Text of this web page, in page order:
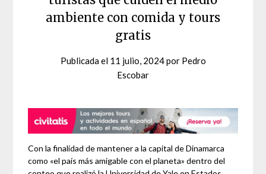
ambiente con comida y tours
gratis
Publicada el 11 julio, 2024por Pedro
Escobar
Con la finalidad de mantener a la capital de Dinamarca
como «el país más amigable con el planeta» dentro del